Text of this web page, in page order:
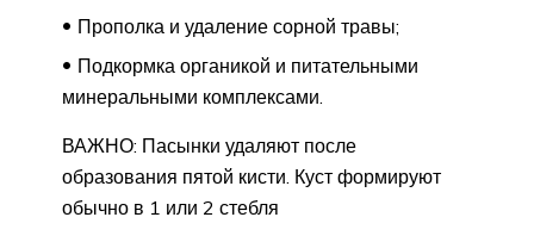
Прополка и удаление сорной травы;
Подкормка органикой и питательными
минеральными комплексами.
ВАЖНО: Пасынки удаляют после
образования пятой кисти. Куст формируют
обычно в 1 или 2 стебля